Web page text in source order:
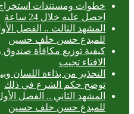
احصل عليه خلال 24 ساعة
المشهد الثالث .. الفصل
للمبدع حسن خلف حسين
كيفية توزيع مكافأة صندوق
الافتاء تجيب
التحذير من بذاءة اللسان
توضح حكم الشرع في ذلك
المشهد الثاني .. الفصل
للمبدع حسن خلف حسين